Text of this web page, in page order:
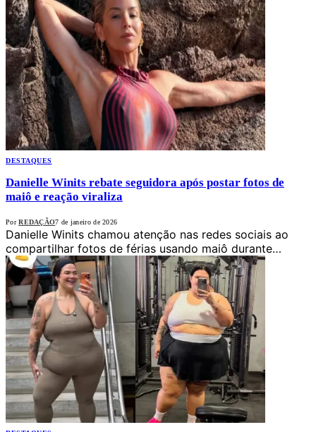
DESTAQUES
Danielle Winits rebate seguidora após postar fotos de
maiô e reação viraliza
Por REDAÇÃO7 de janeiro de 2026
Danielle Winits chamou atenção nas redes sociais ao
compartilhar fotos de férias usando maiô durante…